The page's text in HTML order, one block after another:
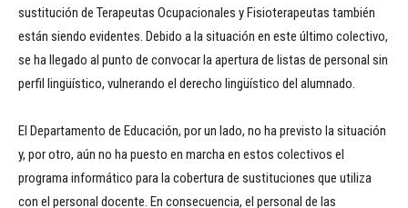
sustitución de Terapeutas Ocupacionales y Fisioterapeutas también
están siendo evidentes. Debido a la situación en este último colectivo,
se ha llegado al punto de convocar la apertura de listas de personal sin
perfil lingüístico, vulnerando el derecho lingüístico del alumnado.
El Departamento de Educación, por un lado, no ha previsto la situación
y, por otro, aún no ha puesto en marcha en estos colectivos el
programa informático para la cobertura de sustituciones que utiliza
con el personal docente. En consecuencia, el personal de las